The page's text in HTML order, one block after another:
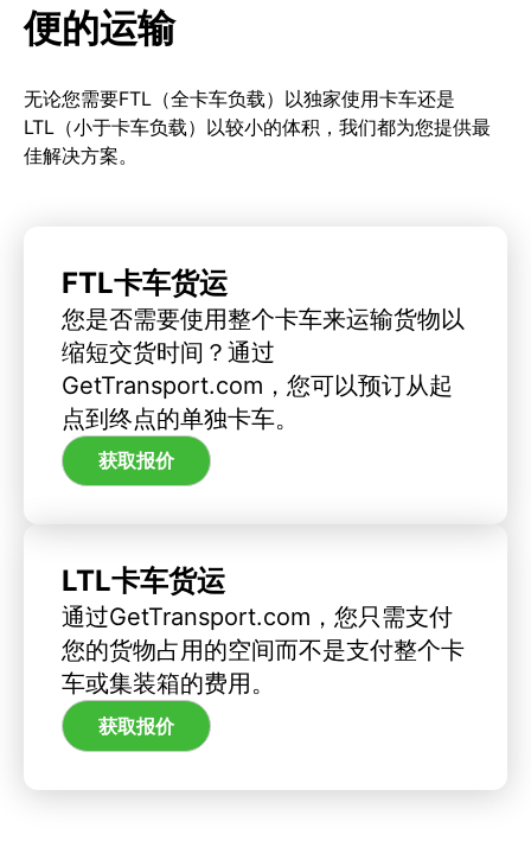
便的运输
无论您需要FTL（全卡车负载）以独家使用卡车还是
LTL（小于卡车负载）以较小的体积，我们都为您提供最
佳解决方案。
FTL卡车货运
您是否需要使用整个卡车来运输货物以
缩短交货时间？通过
GetTransport.com，您可以预订从起
点到终点的单独卡车。
获取报价
LTL卡车货运
通过GetTransport.com，您只需支付
您的货物占用的空间而不是支付整个卡
车或集装箱的费用。
获取报价